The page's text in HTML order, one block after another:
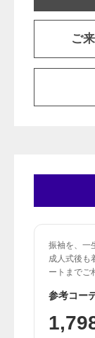
ご
振袖を、一
成人式後も
ートまでご
参考コー